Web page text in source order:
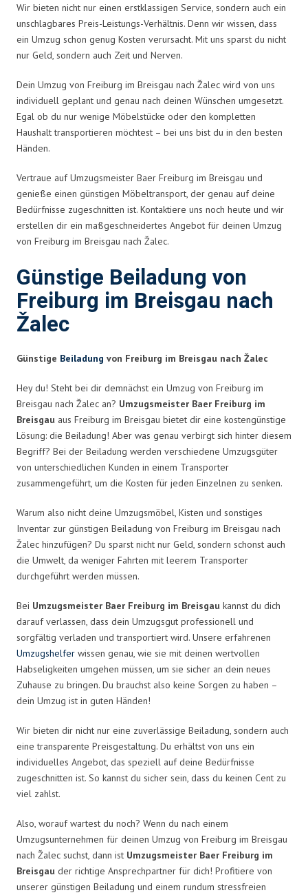
Wir bieten nicht nur einen erstklassigen Service, sondern auch ein
unschlagbares Preis-Leistungs-Verhältnis. Denn wir wissen, dass
ein Umzug schon genug Kosten verursacht. Mit uns sparst du nicht
nur Geld, sondern auch Zeit und Nerven.
Dein Umzug von Freiburg im Breisgau nach Žalec wird von uns
individuell geplant und genau nach deinen Wünschen umgesetzt.
Egal ob du nur wenige Möbelstücke oder den kompletten
Haushalt transportieren möchtest – bei uns bist du in den besten
Händen.
Vertraue auf Umzugsmeister Baer Freiburg im Breisgau und
genieße einen günstigen Möbeltransport, der genau auf deine
Bedürfnisse zugeschnitten ist. Kontaktiere uns noch heute und wir
erstellen dir ein maßgeschneidertes Angebot für deinen Umzug
von Freiburg im Breisgau nach Žalec.
Günstige Beiladung von
Freiburg im Breisgau nach
Žalec
Günstige Beiladung von Freiburg im Breisgau nach Žalec
Hey du! Steht bei dir demnächst ein Umzug von Freiburg im
Breisgau nach Žalec an? Umzugsmeister Baer Freiburg im
Breisgau aus Freiburg im Breisgau bietet dir eine kostengünstige
Lösung: die Beiladung! Aber was genau verbirgt sich hinter diesem
Begriff? Bei der Beiladung werden verschiedene Umzugsgüter
von unterschiedlichen Kunden in einem Transporter
zusammengeführt, um die Kosten für jeden Einzelnen zu senken.
Warum also nicht deine Umzugsmöbel, Kisten und sonstiges
Inventar zur günstigen Beiladung von Freiburg im Breisgau nach
Žalec hinzufügen? Du sparst nicht nur Geld, sondern schonst auch
die Umwelt, da weniger Fahrten mit leerem Transporter
durchgeführt werden müssen.
Bei Umzugsmeister Baer Freiburg im Breisgau kannst du dich
darauf verlassen, dass dein Umzugsgut professionell und
sorgfältig verladen und transportiert wird. Unsere erfahrenen
Umzugshelfer wissen genau, wie sie mit deinen wertvollen
Habseligkeiten umgehen müssen, um sie sicher an dein neues
Zuhause zu bringen. Du brauchst also keine Sorgen zu haben –
dein Umzug ist in guten Händen!
Wir bieten dir nicht nur eine zuverlässige Beiladung, sondern auch
eine transparente Preisgestaltung. Du erhältst von uns ein
individuelles Angebot, das speziell auf deine Bedürfnisse
zugeschnitten ist. So kannst du sicher sein, dass du keinen Cent zu
viel zahlst.
Also, worauf wartest du noch? Wenn du nach einem
Umzugsunternehmen für deinen Umzug von Freiburg im Breisgau
nach Žalec suchst, dann ist Umzugsmeister Baer Freiburg im
Breisgau der richtige Ansprechpartner für dich! Profitiere von
unserer günstigen Beiladung und einem rundum stressfreien